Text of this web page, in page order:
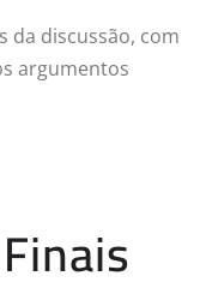
da discussão, com
argumentos